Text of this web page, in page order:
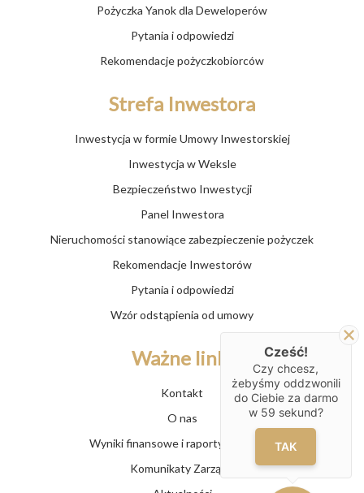
Pożyczka Yanok dla Deweloperów
Pytania i odpowiedzi
Rekomendacje pożyczkobiorców
Strefa Inwestora
Inwestycja w formie Umowy Inwestorskiej
Inwestycja w Weksle
Bezpieczeństwo Inwestycji
Panel Inwestora
Nieruchomości stanowiące zabezpieczenie pożyczek
Rekomendacje Inwestorów
Pytania i odpowiedzi
Wzór odstąpienia od umowy
Ważne linki
Kontakt
O nas
Wyniki finansowe i raporty Funduszu
Komunikaty Zarządu
Cześć!
Czy chcesz,
żebyśmy oddzwonili
do Ciebie za darmo
w 59 sekund?
TAK